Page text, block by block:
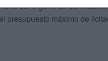
del órgano de
presupuesto máximo de